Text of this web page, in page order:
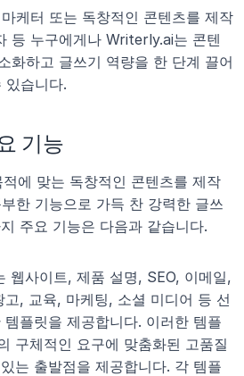
케터 또는 독창적인 콘텐츠를 제작
등 누구에게나 Writerly.ai는 콘텐
화하고 글쓰기 역량을 한 단계 끌어
있습니다.
기능
에 맞는 독창적인 콘텐츠를 제작
한 기능으로 가득 찬 강력한 글쓰
주요 기능은 다음과 같습니다.
웹사이트, 제품 설명, SEO, 이메일,
, 교육, 마케팅, 소셜 미디어 등 선
플릿을 제공합니다. 이러한 템플
구체적인 요구에 맞춤화된 고품질
는 출발점을 제공합니다. 각 템플